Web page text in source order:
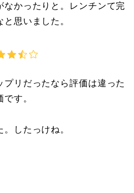
なかったりと。レンチンて完
思いました。
プリだったなら評価は違った
す。
したっけね。